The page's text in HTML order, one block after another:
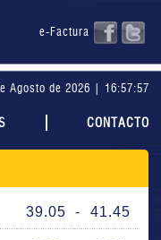
e-Factura
Agosto de 2026 | 16:57:58
CONTACTO
39.05 - 41.45